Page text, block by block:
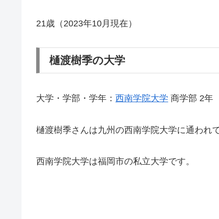
21歳（2023年10月現在）
樋渡樹季の大学
大学・学部・学年： 西南学院大学 商学部 2年
樋渡樹季さんは九州の西南学院大学に通われ
西南学院大学は福岡市の私立大学です。